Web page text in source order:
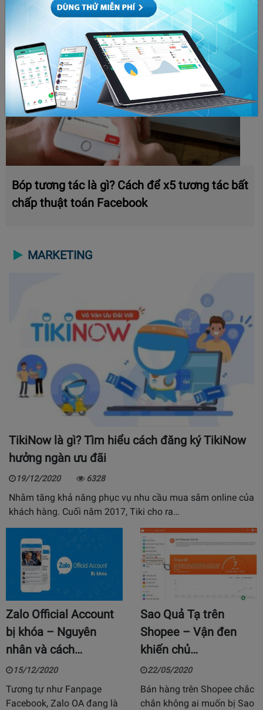
Bóp tương tác là gì? Cách để x5 tương tác bất
chấp thuật toán Facebook
MARKETING
TikiNow là gì? Tìm hiểu cách đăng ký TikiNow
hưởng ngàn ưu đãi
19/12/2020 6328
Nhằm tăng khả năng phục vụ nhu cầu mua sắm online của
khách hàng. Cuối năm 2017, Tiki cho ra…
Zalo Official Account
bị khóa – Nguyên
nhân và cách…
15/12/2020
Tương tự như Fanpage
Facebook, Zalo OA đang là
Sao Quả Tạ trên
Shopee – Vận đen
khiến chủ…
22/05/2020
Bán hàng trên Shopee chắc
chắn không ai muốn bị Sao